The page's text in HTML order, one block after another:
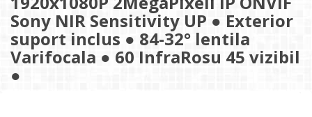
Sony NIR Sensitivity UP ● Exterior
suport inclus ● 84-32° lentila
Varifocala ● 60 InfraRosu 45 vizibil
●